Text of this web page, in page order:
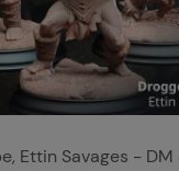
Ettin Savages - DM